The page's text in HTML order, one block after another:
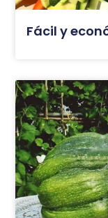
Fácil y